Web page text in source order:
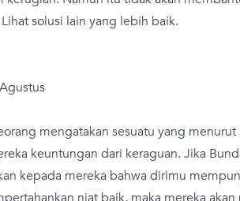
solusi lain yang lebih baik.
mengatakan sesuatu yang
keuntungan dari keraguan. Jika
kepada mereka bahwa dirimu